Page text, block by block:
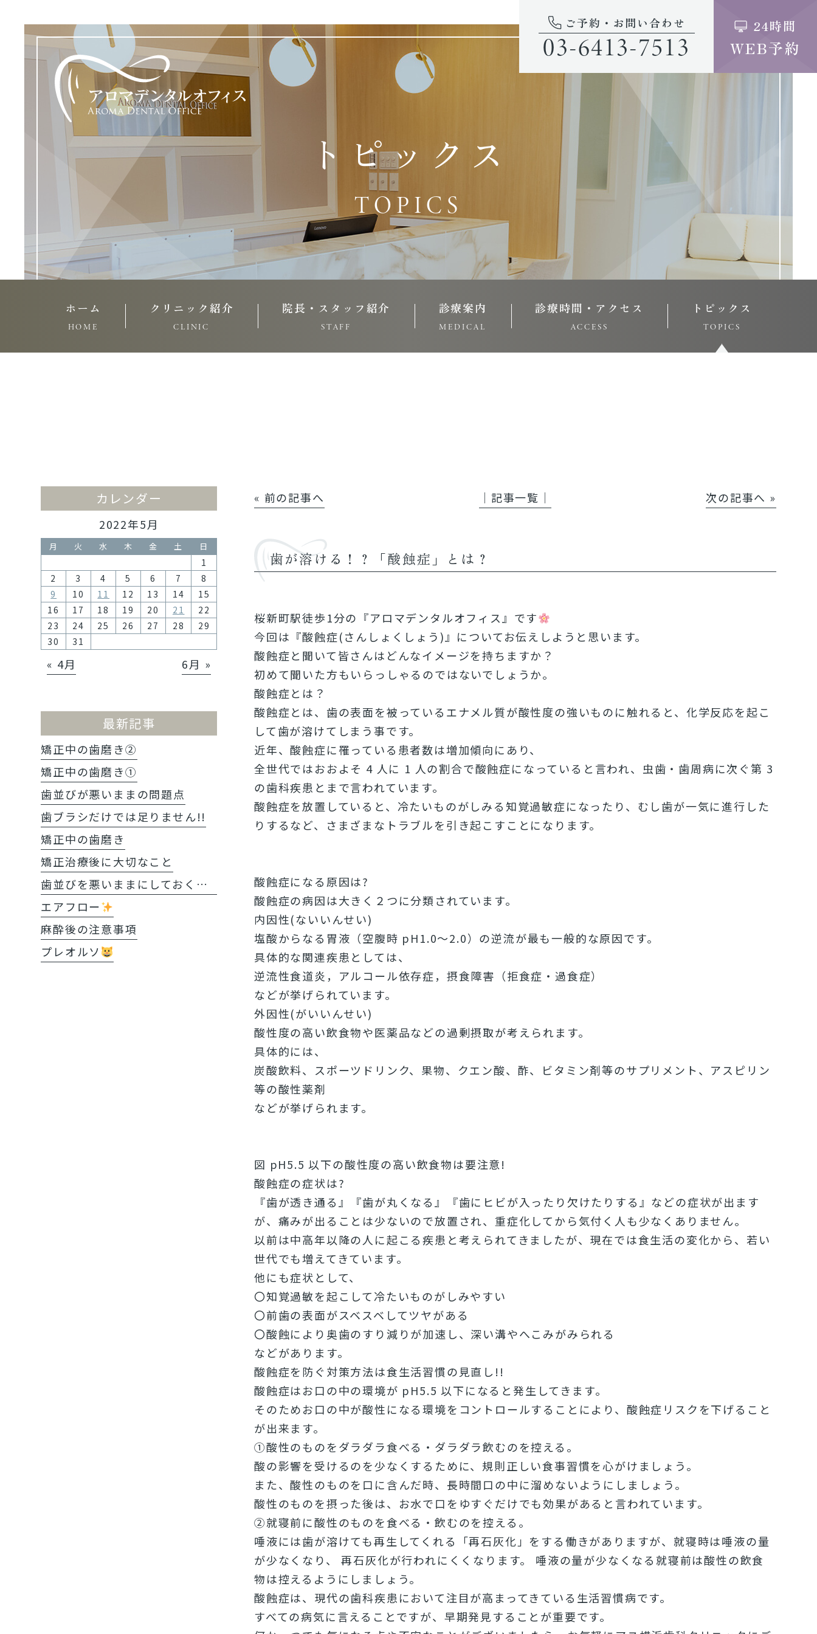
ご予約・お問い合わせ
03-6413-7513
24時間
WEB予約
トピックス
TOPICS
ホーム
HOME
クリニック紹介
CLINIC
院長・スタッフ紹介
STAFF
診療案内
MEDICAL
診療時間・アクセス
ACCESS
トピックス
TOPICS
« 前の記事へ │記事一覧│ 次の記事へ »
歯が溶ける！？「酸蝕症」とは？
桜新町駅徒歩1分の『アロマデンタルオフィス』です
今回は『酸蝕症(さんしょくしょう)』についてお伝えしようと思います。
酸蝕症と聞いて皆さんはどんなイメージを持ちますか？
初めて聞いた方もいらっしゃるのではないでしょうか。
酸蝕症とは？
酸蝕症とは、歯の表面を被っているエナメル質が酸性度の強いものに触れると、化学反応を起こ
して歯が溶けてしまう事です。
近年、酸蝕症に罹っている患者数は増加傾向にあり、
全世代ではおおよそ 4 人に 1 人の割合で酸蝕症になっていると言われ、虫歯・歯周病に次ぐ第 3
の歯科疾患とまで言われています。
酸蝕症を放置していると、冷たいものがしみる知覚過敏症になったり、むし歯が一気に進行した
りするなど、さまざまなトラブルを引き起こすことになります。
酸蝕症になる原因は?
酸蝕症の病因は大きく２つに分類されています。
内因性(ないいんせい)
塩酸からなる胃液（空腹時 pH1.0～2.0）の逆流が最も一般的な原因です。
具体的な関連疾患としては、
逆流性食道炎，アルコール依存症，摂食障害（拒食症・過食症）
などが挙げられています。
外因性(がいいんせい)
酸性度の高い飲食物や医薬品などの過剰摂取が考えられます。
具体的には、
炭酸飲料、スポーツドリンク、果物、クエン酸、酢、ビタミン剤等のサプリメント、アスピリン
等の酸性薬剤
などが挙げられます。
図 pH5.5 以下の酸性度の高い飲食物は要注意!
酸蝕症の症状は?
『歯が透き通る』『歯が丸くなる』『歯にヒビが入ったり欠けたりする』などの症状が出ます
が、痛みが出ることは少ないので放置され、重症化してから気付く人も少なくありません。
以前は中高年以降の人に起こる疾患と考えられてきましたが、現在では食生活の変化から、若い
世代でも増えてきています。
他にも症状として、
〇知覚過敏を起こして冷たいものがしみやすい
〇前歯の表面がスベスベしてツヤがある
〇酸蝕により奥歯のすり減りが加速し、深い溝やへこみがみられる
などがあります。
酸蝕症を防ぐ対策方法は食生活習慣の見直し!!
酸蝕症はお口の中の環境が pH5.5 以下になると発生してきます。
そのためお口の中が酸性になる環境をコントロールすることにより、酸蝕症リスクを下げること
が出来ます。
①酸性のものをダラダラ食べる・ダラダラ飲むのを控える。
酸の影響を受けるのを少なくするために、規則正しい食事習慣を心がけましょう。
また、酸性のものを口に含んだ時、長時間口の中に溜めないようにしましょう。
酸性のものを摂った後は、お水で口をゆすぐだけでも効果があると言われています。
②就寝前に酸性のものを食べる・飲むのを控える。
唾液には歯が溶けても再生してくれる「再石灰化」をする働きがありますが、就寝時は唾液の量
が少なくなり、 再石灰化が行われにくくなります。 唾液の量が少なくなる就寝前は酸性の飲食
物は控えるようにしましょう。
酸蝕症は、現代の歯科疾患において注目が高まってきている生活習慣病です。
すべての病気に言えることですが、早期発見することが重要です。
カレンダー
2022年5月
月 火 水 木 金 土 日
1
2
3 4 5 6 7
8
9
10 11 12 13 14
15
16
17 18 19 20 21
22
23
24 25 26 27 28
29
30
31
« 4月 6月 »
最新記事
矯正中の歯磨き②
矯正中の歯磨き①
歯並びが悪いままの問題点
歯ブラシだけでは足りません!!
矯正中の歯磨き
矯正治療後に大切なこと
歯並びを悪いままにしておくと?!
エアフロー
麻酔後の注意事項
プレオルソ